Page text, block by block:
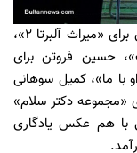
انوس بلورین این بخش نیز به حسین شمقدری برای «میراث آلبرتا 2»،
حسین فروتن برای
با ما»، کمیل سوهانی
«مجموعه دکتر سلام»
با هم عکس یادگاری